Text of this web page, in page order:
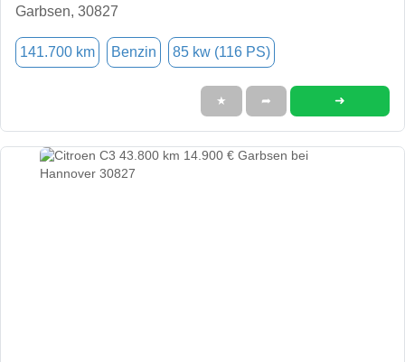
Garbsen, 30827
141.700 km Benzin 85 kw (116 PS)
★ ➦ ➜